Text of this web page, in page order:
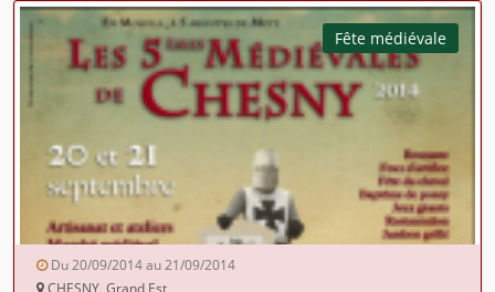
Fête médiévale
Du 20/09/2014 au 21/09/2014
CHESNY, Grand Est